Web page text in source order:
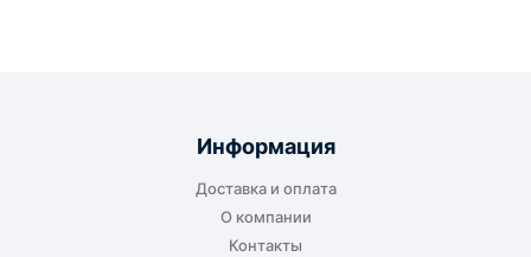
Информация
Доставка и оплата
О компании
Контакты